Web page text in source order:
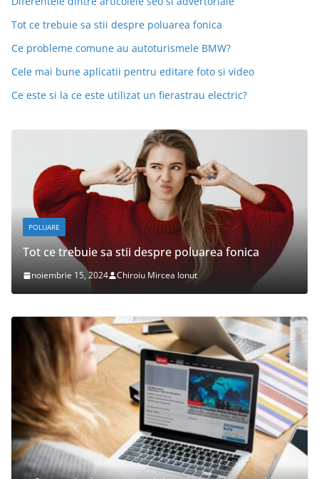
Tot ce trebuie sa stii despre poluarea fonica
Ce probleme comune au autoturismele BMW?
Cele mai bune aplicatii pentru editare foto si video
Ce este si la ce este utilizat un fierastrau electric?
POLUARE
Tot ce trebuie sa stii despre poluarea fonica
noiembrie 15, 2024 Chiroiu Mircea Ionut